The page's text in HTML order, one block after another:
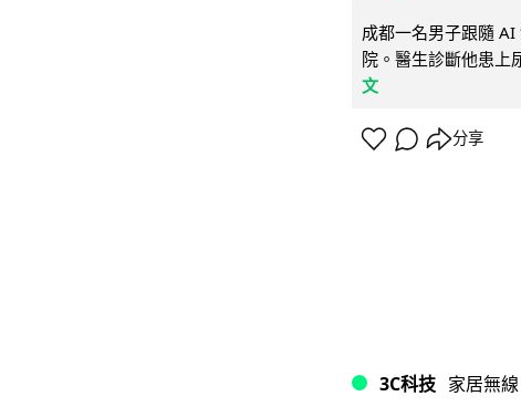
成都一名男子跟隨
院。醫生診斷他患上
文
分享
3C科技 家居無線